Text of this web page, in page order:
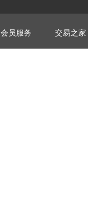
会员服务 交易之家